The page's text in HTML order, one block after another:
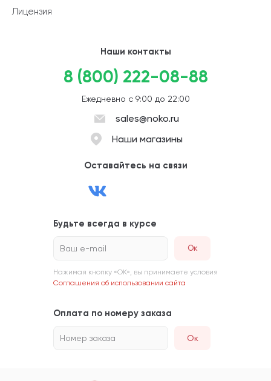
Лицензия
Наши контакты
8 (800) 222-08-88
Ежедневно с 9:00 до 22:00
sales@noko.ru
Наши магазины
Оставайтесь на связи
Будьте всегда в курсе
Ваш e-mail
Нажимая кнопку «ОК», вы принимаете условия
Соглашения об использовании сайта
Оплата по номеру заказа
Номер заказа Ок